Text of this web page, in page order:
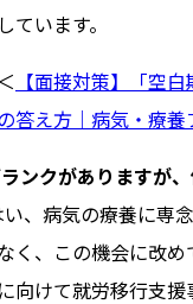
ています。
【面接対策】「空
答え方｜病気・療養
ンクがありますが
い、病気の療養に専
く、この機会に改め
向けて就労移行支援